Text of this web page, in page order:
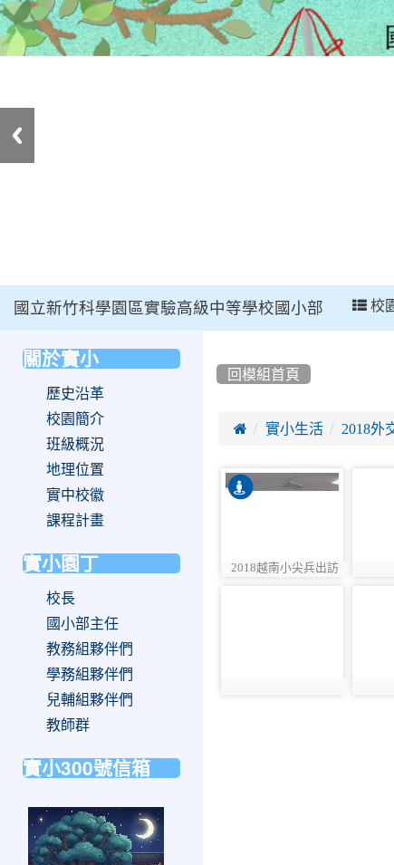
國立新竹科學園區實驗高級中等學校國小部 校
回模組首頁
 實小生活 2018外
2018越南小尖兵出訪
photo:55
關於實小
歷史沿革
校園簡介
班級概況
地理位置
實中校徽
課程計畫
實小園丁
校長
國小部主任
教務組夥伴們
學務組夥伴們
兒輔組夥伴們
教師群
實小300號信箱
https://forms.gle/sb6qss7apF2uRjVc7